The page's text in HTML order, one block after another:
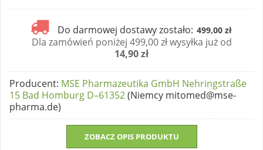
Do darmowej dostawy zostało: 499,00 zł
Dla zamówień poniżej 499,00 zł wysyłka już od
14,90 zł
Producent: MSE Pharmazeutika GmbH Nehringstraße
15 Bad Homburg D–61352(Niemcy mitomed@mse-
pharma.de)
ZOBACZ OPIS PRODUKTU